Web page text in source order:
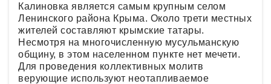
Калиновка является самым крупным селом
Ленинского района Крыма. Около трети местных
жителей составляют крымские татары.
Несмотря на многочисленную мусульманскую
общину, в этом населенном пункте нет мечети.
Для проведения коллективных молитв
верующие используют неотапливаемое